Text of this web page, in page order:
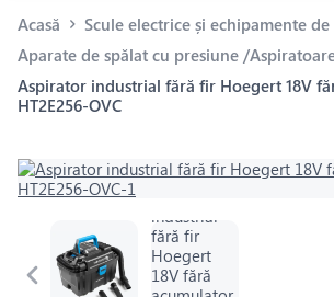
Acasă
Scule electrice și echipamente
Aparate de spălat cu presiune /
Aspirator industrial fără fir Hoegert 18V
HT2E256-OVC